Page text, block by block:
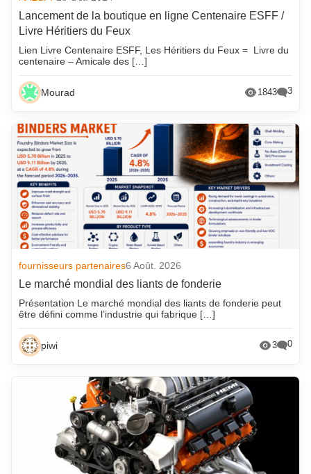
Lancement de la boutique en ligne Centenaire ESFF /
Livre Héritiers du Feux
Lien Livre Centenaire ESFF, Les Héritiers du Feux = Livre du
centenaire – Amicale des […]
Mourad 1843 3
fournisseurs partenaires6 Août. 2026
Le marché mondial des liants de fonderie
Présentation Le marché mondial des liants de fonderie peut
être défini comme l’industrie qui fabrique […]
piwi 3 0